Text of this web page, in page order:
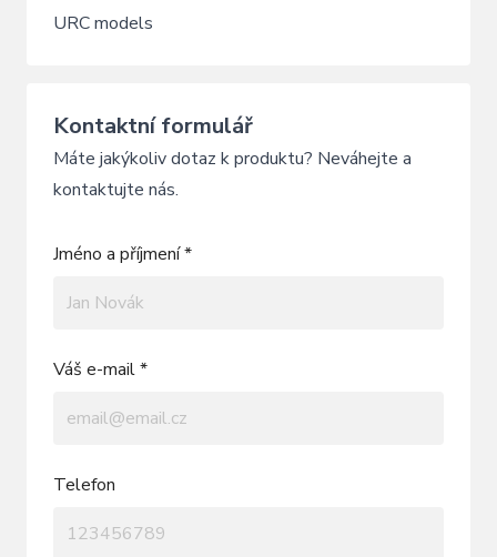
URC models
Kontaktní formulář
Máte jakýkoliv dotaz k produktu? Neváhejte a
kontaktujte nás.
Jméno a příjmení *
Váš e-mail *
Telefon